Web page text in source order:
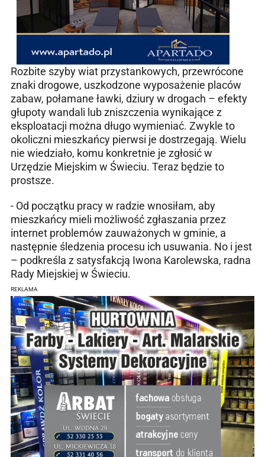
Rozbite szyby wiat przystankowych, przewrócone
znaki drogowe, uszkodzone wyposażenie placów
zabaw, połamane ławki, dziury w drogach – efekty
głupoty wandali lub zniszczenia wynikające z
eksploatacji można długo wymieniać. Zwykle to
okoliczni mieszkańcy pierwsi je dostrzegają. Wielu
nie wiedziało, komu konkretnie je zgłosić w
Urzędzie Miejskim w Świeciu. Teraz będzie to
prostsze.
- Od początku pracy w radzie wnosiłam, aby
mieszkańcy mieli możliwość zgłaszania przez
internet problemów zauważonych w gminie, a
następnie śledzenia procesu ich usuwania. No i jest
– podkreśla z satysfakcją Iwona Karolewska, radna
Rady Miejskiej w Świeciu.
REKLAMA